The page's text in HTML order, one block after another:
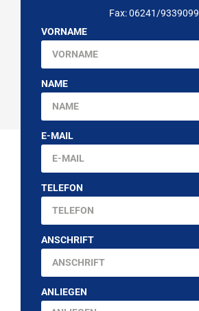
Fax: 06241/9339099
VORNAME
NAME
E-MAIL
TELEFON
ANSCHRIFT
ANLIEGEN